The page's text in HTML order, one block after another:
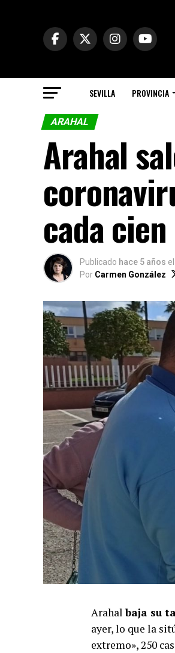
SEVILLA PROVINCIA
ARAHAL
Arahal
cada
Publicado hace 5 años el
Por Carmen González
Arahalbaja su
ayer, lo que la
extremo», 250